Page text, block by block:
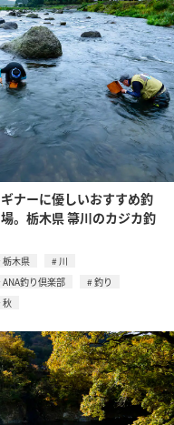
ナーに優しいおすすめ釣
。栃木県 箒川のカジカ釣
栃木県
川
ANA釣り倶楽部
釣り
秋